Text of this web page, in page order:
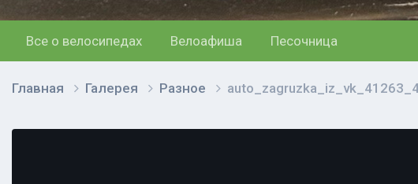
Все о велосипедах Велоафиша Песочница
Главная Галерея Разное